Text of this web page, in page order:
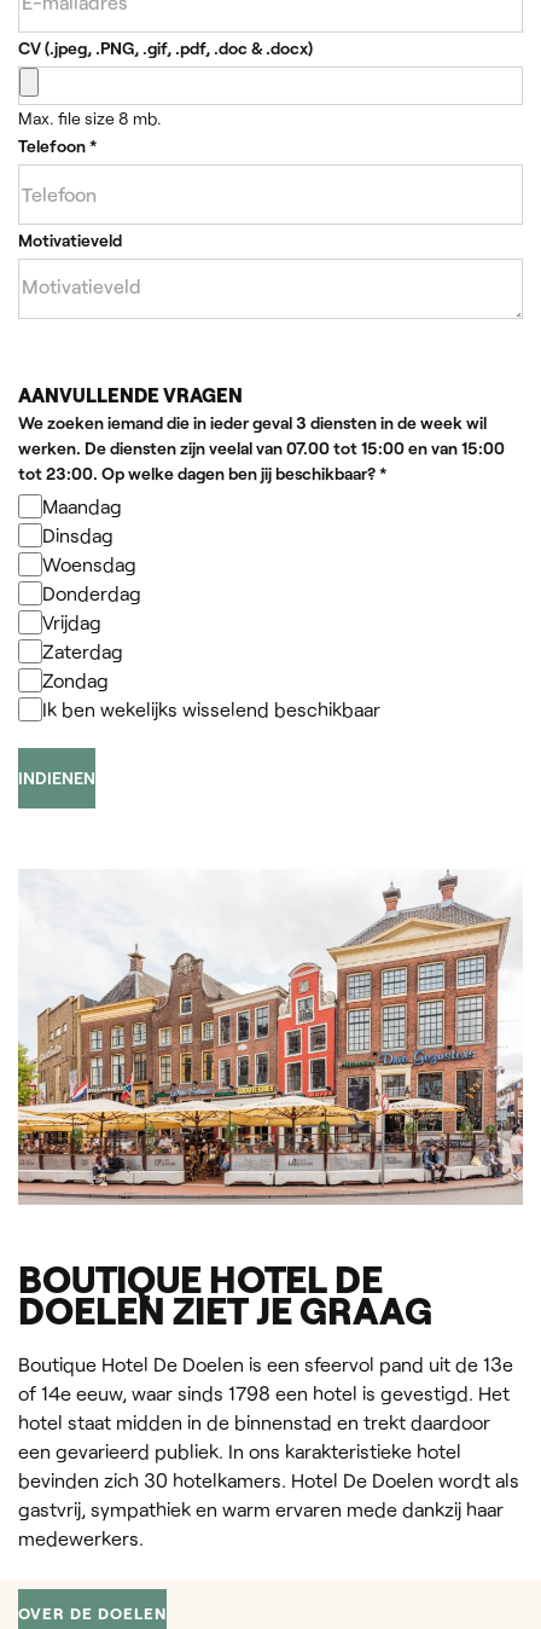
CV (.jpeg, .PNG, .gif, .pdf, .doc & .docx)
Max. file size 8 mb.
Telefoon*
Motivatieveld
AANVULLENDE VRAGEN
We zoeken iemand die in ieder geval 3 diensten in de week wil
werken. De diensten zijn veelal van 07.00 tot 15:00 en van 15:00
tot 23:00. Op welke dagen ben jij beschikbaar?*
Maandag
Dinsdag
Woensdag
Donderdag
Vrijdag
Zaterdag
Zondag
Ik ben wekelijks wisselend beschikbaar
INDIENEN
BOUTIQUE HOTEL DE
DOELEN ZIET JE GRAAG
Boutique Hotel De Doelen is een sfeervol pand uit de 13e
of 14e eeuw, waar sinds 1798 een hotel is gevestigd. Het
hotel staat midden in de binnenstad en trekt daardoor
een gevarieerd publiek. In ons karakteristieke hotel
bevinden zich 30 hotelkamers. Hotel De Doelen wordt als
gastvrij, sympathiek en warm ervaren mede dankzij haar
medewerkers.
OVER DE DOELEN